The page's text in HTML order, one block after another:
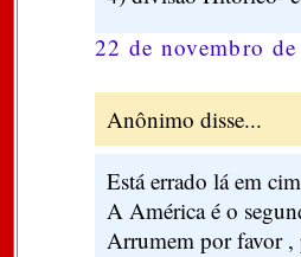
22 de novembro
Anônimo disse...
Está errado lá em
A América é o
Arrumem por favor ,